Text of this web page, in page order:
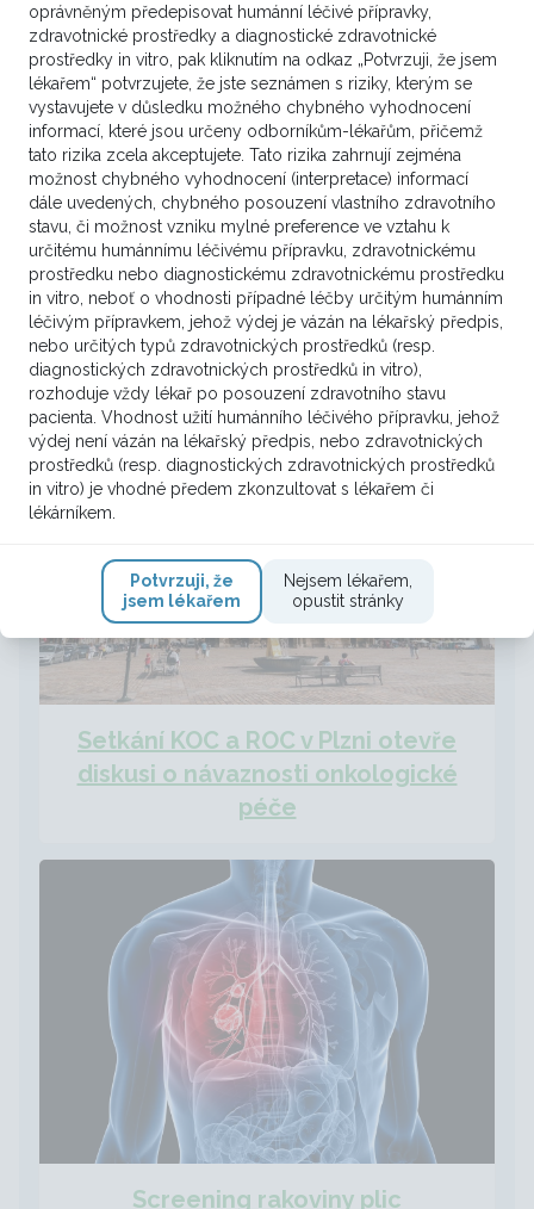
MikroRNA 15a a 16: nová naděje v
léčbě nemalobuněčného
karcinomu plic
Setkání KOC a ROC v Plzni otevře
diskusi o návaznosti onkologické
péče
Screening rakoviny plic
oprávněným předepisovat humánní léčivé přípravky,
zdravotnické prostředky a diagnostické zdravotnické
prostředky in vitro, pak kliknutím na odkaz „Potvrzuji, že jsem
lékařem“ potvrzujete, že jste seznámen s riziky, kterým se
vystavujete v důsledku možného chybného vyhodnocení
informací, které jsou určeny odborníkům-lékařům, přičemž
tato rizika zcela akceptujete. Tato rizika zahrnují zejména
možnost chybného vyhodnocení (interpretace) informací
dále uvedených, chybného posouzení vlastního zdravotního
stavu, či možnost vzniku mylné preference ve vztahu k
určitému humánnímu léčivému přípravku, zdravotnickému
prostředku nebo diagnostickému zdravotnickému prostředku
in vitro, neboť o vhodnosti případné léčby určitým humánním
léčivým přípravkem, jehož výdej je vázán na lékařský předpis,
nebo určitých typů zdravotnických prostředků (resp.
diagnostických zdravotnických prostředků in vitro),
rozhoduje vždy lékař po posouzení zdravotního stavu
pacienta. Vhodnost užití humánního léčivého přípravku, jehož
výdej není vázán na lékařský předpis, nebo zdravotnických
prostředků (resp. diagnostických zdravotnických prostředků
in vitro) je vhodné předem zkonzultovat s lékařem či
lékárníkem.
Potvrzuji, že
jsem lékařem
Nejsem lékařem,
opustit stránky